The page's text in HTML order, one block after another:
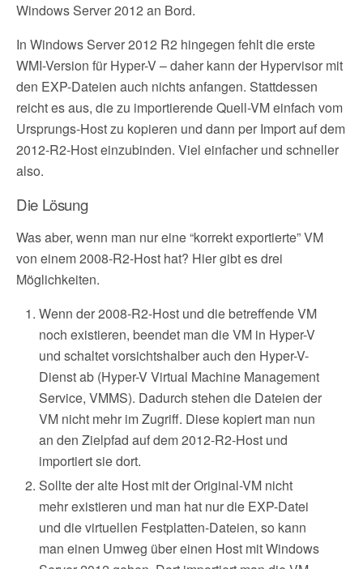
Windows Server 2012 an Bord.
In Windows Server 2012 R2 hingegen fehlt die erste
WMI-Version für Hyper-V – daher kann der Hypervisor mit
den EXP-Dateien auch nichts anfangen. Stattdessen
reicht es aus, die zu importierende Quell-VM einfach vom
Ursprungs-Host zu kopieren und dann per Import auf dem
2012-R2-Host einzubinden. Viel einfacher und schneller
also.
Die Lösung
Was aber, wenn man nur eine “korrekt exportierte” VM
von einem 2008-R2-Host hat? Hier gibt es drei
Möglichkeiten.
Wenn der 2008-R2-Host und die betreffende VM
noch existieren, beendet man die VM in Hyper-V
und schaltet vorsichtshalber auch den Hyper-V-
Dienst ab (Hyper-V Virtual Machine Management
Service, VMMS). Dadurch stehen die Dateien der
VM nicht mehr im Zugriff. Diese kopiert man nun
an den Zielpfad auf dem 2012-R2-Host und
importiert sie dort.
Sollte der alte Host mit der Original-VM nicht
mehr existieren und man hat nur die EXP-Datei
und die virtuellen Festplatten-Dateien, so kann
man einen Umweg über einen Host mit Windows